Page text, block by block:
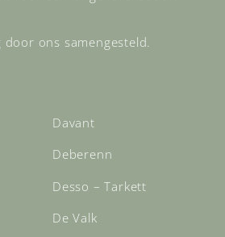
door ons samengesteld.
Davant
Deberenn
Desso – Tarkett
De Valk